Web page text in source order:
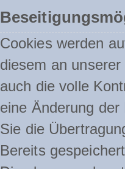
Cookies werden
diesem an
auch die volle
eine Änderung
Sie die
Bereits